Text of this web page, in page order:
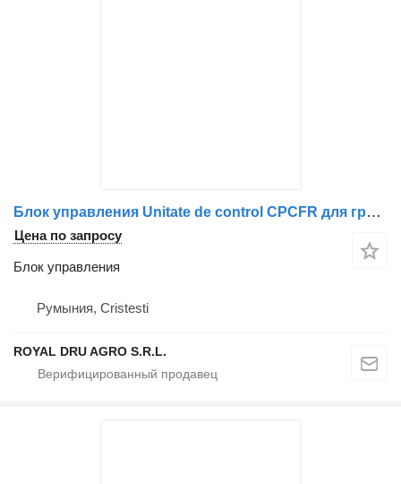
Блок управления Unitate de control CPCFR для грузовика Mercedes-Benz A0034467002 (Piese Auto)
Цена по запросу
Блок управления
Румыния, Cristesti
ROYAL DRU AGRO S.R.L.